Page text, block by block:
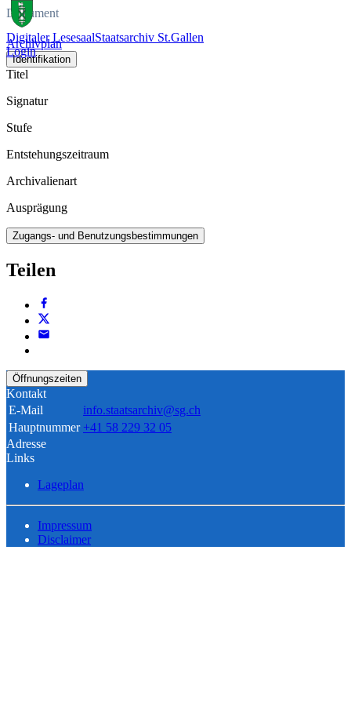
Digitaler LesesaalStaatsarchiv St.Gallen
Login
Dokument
Archivplan
Identifikation
Titel
Signatur
Stufe
Entstehungszeitraum
Archivalienart
Ausprägung
Zugangs- und Benutzungsbestimmungen
Teilen
Öffnungszeiten
Kontakt
E-Mail
info.staatsarchiv@sg.ch
Hauptnummer +41 58 229 32 05
Adresse
Links
Lageplan
Impressum
Disclaimer